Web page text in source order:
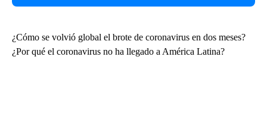
¿Cómo se volvió global el brote de coronavirus en dos meses?
¿Por qué el coronavirus no ha llegado a América Latina?